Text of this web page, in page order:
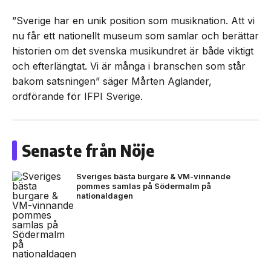
”Sverige har en unik position som musiknation. Att vi
nu får ett nationellt museum som samlar och berättar
historien om det svenska musikundret är både viktigt
och efterlängtat. Vi är många i branschen som står
bakom satsningen” säger Mårten Aglander,
ordförande för IFPI Sverige.
Senaste från Nöje
Sveriges bästa burgare & VM-vinnande
pommes samlas på Södermalm på
nationaldagen